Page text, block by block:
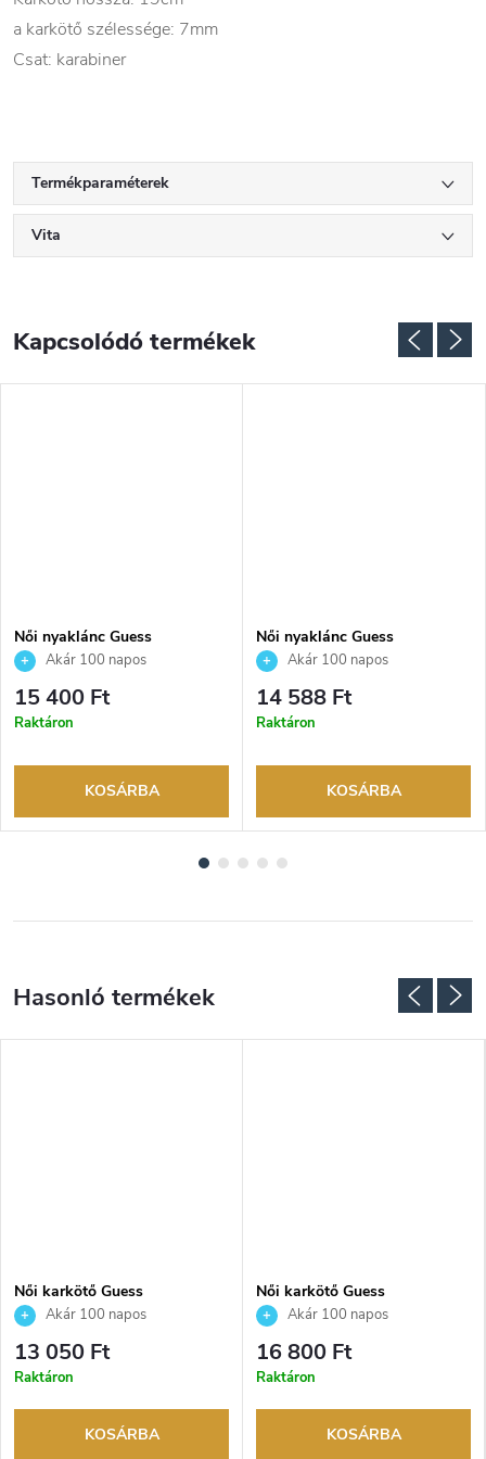
a karkötő szélessége: 7mm
Csat: karabiner
Termékparaméterek
Vita
Kapcsolódó termékek
Női nyaklánc Guess
JUBN06013JWYGT
Akár 100 napos
visszaküldési lehetőség. Hivatalos
márkakereskedő.
15 400 Ft
Raktáron
KOSÁRBA
Női nyaklánc Guess
JUBN02245JWRHT
Akár 100 napos
visszaküldési lehetőség. Hivatalos
márkakereskedő.
14 588 Ft
Raktáron
KOSÁRBA
Női karkötő Guess
JUBB05546JWRHS
Akár 100 napos
visszaküldési lehetőség. Hivatalos
márkakereskedő.
13 050 Ft
Raktáron
KOSÁRBA
Női karkötő Guess
JUBB05057JWRHS
Akár 100 napos
visszaküldési lehetőség. Hivatalos
márkakereskedő.
16 800 Ft
Raktáron
KOSÁRBA